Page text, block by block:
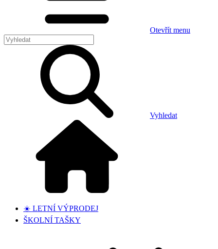
Otevřít menu
Vyhledat
☀️ LETNÍ VÝPRODEJ
ŠKOLNÍ TAŠKY